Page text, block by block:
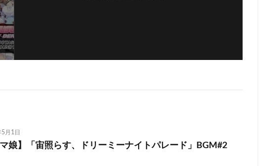
月1日
マ娘】「宙照らす、ドリーミーナイトパレード」BGM#2